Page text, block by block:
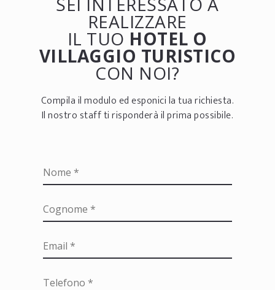
REALIZZARE
IL TUO HOTEL O
VILLAGGIO TURISTICO
CON NOI?
Compila il modulo ed esponici la tua richiesta.
Il nostro staff ti risponderà il prima possibile.